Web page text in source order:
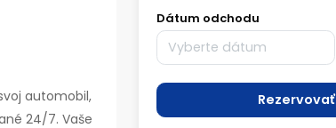
automobil,
24/7. Vaše
Dátum odchodu
Rezervovať